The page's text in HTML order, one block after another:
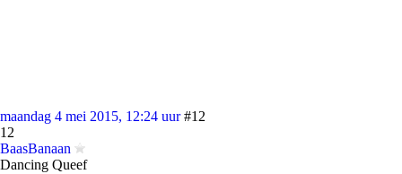
maandag 4 mei 2015, 12:24 uur #12
12
BaasBanaan
Dancing Queef